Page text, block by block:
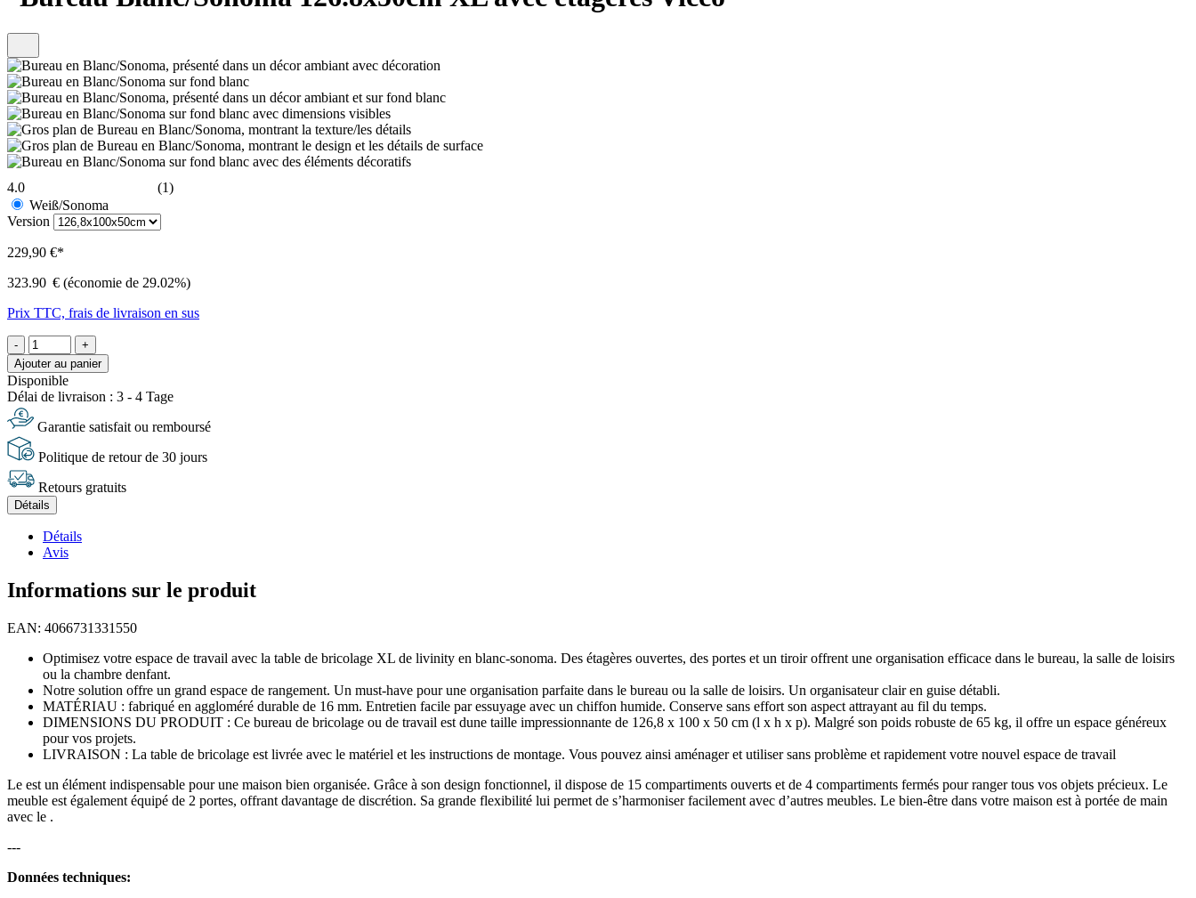
4.0
(1)
Weiß/Sonoma
Version
229,90 €*
323.90 € (économie de 29.02%)
Prix TTC, frais de livraison en sus
-
+
Ajouter au panier
Disponible
Délai de livraison : 3 - 4 Tage
Garantie satisfait ou remboursé
Politique de retour de 30 jours
Retours gratuits
Détails
Détails
Avis
Informations sur le produit
EAN: 4066731331550
Optimisez votre espace de travail avec la table de bricolage XL de livinity en blanc-sonoma. Des étagères ouvertes, des portes et un tiroir offrent une organisation efficace dans le bureau, la salle de loisirs
ou la chambre denfant.
Notre solution offre un grand espace de rangement. Un must-have pour une organisation parfaite dans le bureau ou la salle de loisirs. Un organisateur clair en guise détabli.
MATÉRIAU : fabriqué en aggloméré durable de 16 mm. Entretien facile par essuyage avec un chiffon humide. Conserve sans effort son aspect attrayant au fil du temps.
DIMENSIONS DU PRODUIT : Ce bureau de bricolage ou de travail est dune taille impressionnante de 126,8 x 100 x 50 cm (l x h x p). Malgré son poids robuste de 65 kg, il offre un espace généreux
pour vos projets.
LIVRAISON : La table de bricolage est livrée avec le matériel et les instructions de montage. Vous pouvez ainsi aménager et utiliser sans problème et rapidement votre nouvel espace de travail
Le est un élément indispensable pour une maison bien organisée. Grâce à son design fonctionnel, il dispose de 15 compartiments ouverts et de 4 compartiments fermés pour ranger tous vos objets précieux. Le
meuble est également équipé de 2 portes, offrant davantage de discrétion. Sa grande flexibilité lui permet de s’harmoniser facilement avec d’autres meubles. Le bien-être dans votre maison est à portée de main
avec le .
---
Données techniques: